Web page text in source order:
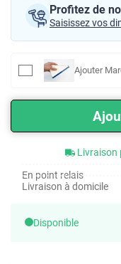
Profitez de
Saisissez vos
Ajouter
Livraison
En point relais
Livraison à domicile
Disponible